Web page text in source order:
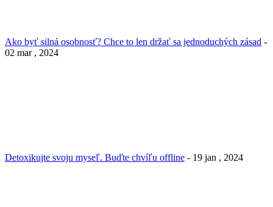
Ako byť silná osobnosť? Chce to len držať sa jednoduchých zásad -
02 mar , 2024
Detoxikujte svoju myseľ. Buďte chvíľu offline - 19 jan , 2024